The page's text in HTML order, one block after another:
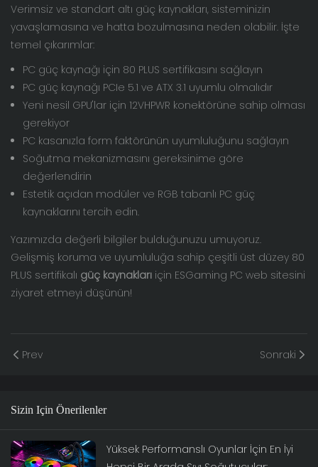
Verimsiz ve standart altı güç kaynakları, sisteminizin
yavaşlamasına ve hatta bozulmasına neden olabilir. İşte
temel çıkarımlar:
PC güç kaynağı için 80 PLUS sertifikasını sağlayın
PC güç kaynağı PCIe 5.1 ve ATX 3.1 uyumlu olmalıdır
Yeni nesil GPU'lar için 12VHPWR konektörüne sahip olması
gerekiyor
PC kasanızla form faktörünün uyumluluğunu sağlayın
Soğutma mekanizmasını gereksinime göre
değerlendirin
Estetik açıdan modüler ve RGB tabanlı PC güç
kaynaklarını tercih edin.
Yazımızda değerli bilgiler bulduğunuzu umuyoruz.
Gelişmiş koruma ve uyumluluğa sahip çeşitli üst düzey 80
PLUS sertifikalı güç kaynakları için ESGaming PC web sitesini
ziyaret etmeyi düşünün!
Prev Sonraki
Sizin Için Önerilenler
Yüksek Performanslı Oyunlar İçin En İyi